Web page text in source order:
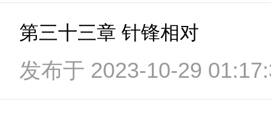
第三十三章 针锋相对
发布于 2023-10-29